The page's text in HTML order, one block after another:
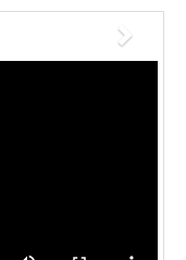
30/7/2026 của Bộ
Next